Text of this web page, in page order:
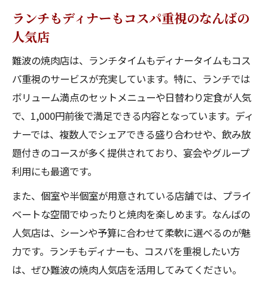
ランチもディナーもコスパ重視のなんばの
人気店
難波の焼肉店は、ランチタイムもディナータイムもコス
パ重視のサービスが充実しています。特に、ランチでは
ボリューム満点のセットメニューや日替わり定食が人気
で、1,000円前後で満足できる内容となっています。ディ
ナーでは、複数人でシェアできる盛り合わせや、飲み放
題付きのコースが多く提供されており、宴会やグループ
利用にも最適です。
また、個室や半個室が用意されている店舗では、プライ
ベートな空間でゆったりと焼肉を楽しめます。なんばの
人気店は、シーンや予算に合わせて柔軟に選べるのが魅
力です。ランチもディナーも、コスパを重視したい方
は、ぜひ難波の焼肉人気店を活用してみてください。